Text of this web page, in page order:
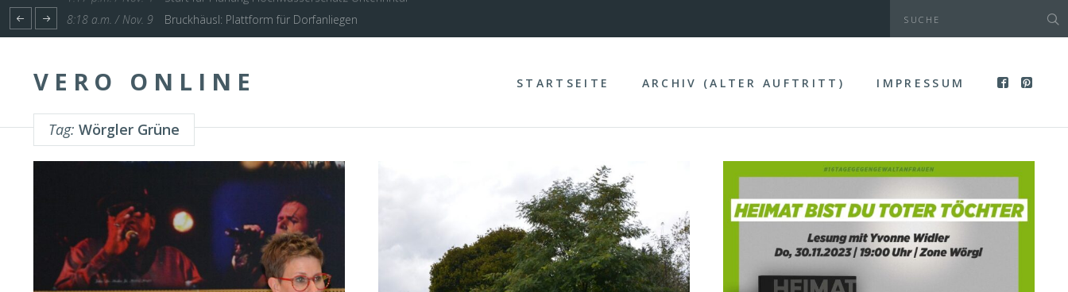
1:17 p.m. / Nov. 4 Start für Planung Hochwasserschutz Unterinntal
VERO ONLINE STARTSEITE ARCHIV (ALTER AUFTRITT) IMPRESSUM
Tag: Wörgler Grüne